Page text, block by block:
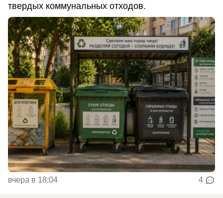
твердых коммунальных отходов.
вчера в 18:04 4